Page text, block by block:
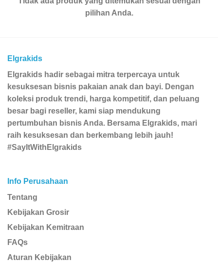
pilihan Anda.
Elgrakids
Elgrakids hadir sebagai mitra terpercaya untuk
kesuksesan bisnis pakaian anak dan bayi. Dengan
koleksi produk trendi, harga kompetitif, dan peluang
besar bagi reseller, kami siap mendukung
pertumbuhan bisnis Anda. Bersama Elgrakids, mari
raih kesuksesan dan berkembang lebih jauh!
#SayItWithElgrakids
Info Perusahaan
Tentang
Kebijakan Grosir
Kebijakan Kemitraan
FAQs
Aturan Kebijakan